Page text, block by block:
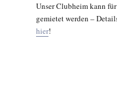
Unser Clubheim kann
gemietet werden –
hier!